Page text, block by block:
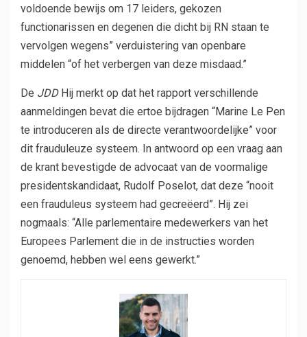
voldoende bewijs om 17 leiders, gekozen
functionarissen en degenen die dicht bij RN staan ​​te
vervolgen wegens” verduistering van openbare
middelen “of het verbergen van deze misdaad.”
De JDDHij merkt op dat het rapport verschillende
aanmeldingen bevat die ertoe bijdragen “Marine Le Pen
te introduceren als de directe verantwoordelijke” voor
dit frauduleuze systeem. In antwoord op een vraag aan
de krant bevestigde de advocaat van de voormalige
presidentskandidaat, Rudolf Poselot, dat deze “nooit
een frauduleus systeem had gecreëerd”. Hij zei
nogmaals: “Alle parlementaire medewerkers van het
Europees Parlement die in de instructies worden
genoemd, hebben wel eens gewerkt.”